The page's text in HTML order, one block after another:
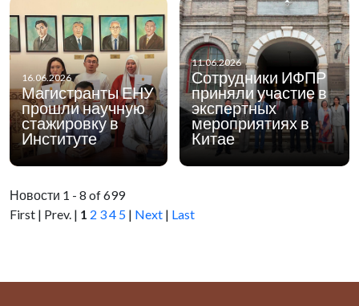
16.06.2026
Магистранты ЕНУ
прошли научную
стажировку в
Институте
11.06.2026
Сотрудники ИФПР
приняли участие в
экспертных
мероприятиях в
Китае
Новости 1 - 8 of 699
First | Prev. | 1 2 34 5 | Next | Last